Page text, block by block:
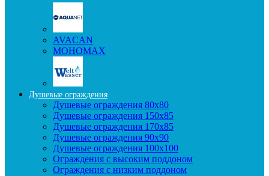
AVACAN
МОНОМАХ
Душевые ограждения
Душевые ограждения 80x80
Душевые ограждения 150x85
Душевые ограждения 170x85
Душевые ограждения 90x90
Душевые ограждения 100x100
Ограждения с высоким поддоном
Ограждения с низким поддоном